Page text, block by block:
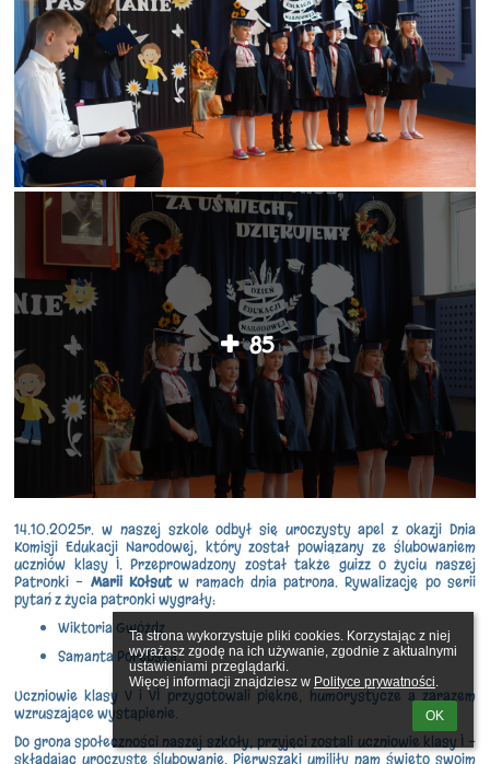
Ta strona wykorzystuje pliki cookies. Korzystając z niej
wyrażasz zgodę na ich używanie, zgodnie z aktualnymi
ustawieniami przeglądarki.
Więcej informacji znajdziesz w Polityce prywatności.
OK
85
14.10.2025r. w naszej szkole odbył się uroczysty apel z okazji Dnia
Komisji Edukacji Narodowej, który został powiązany ze ślubowaniem
uczniów klasy I. Przeprowadzony został także guizz o życiu naszej
Patronki - Marii Kołsutw ramach dnia patrona. Rywalizację po serii
pytań z życia patronki wygrały:
Wiktoria Gwóżdz
Samanta Porębska.
Uczniowie klasy V i VI przygotowali piękne, humorystycze a zarazem
wzruszające wystąpienie.
Do grona społeczności naszej szkoły, przyjęci zostali uczniowie klasy I -
składając uroczyste ślubowanie. Pierwszaki umiliły nam święto swoim